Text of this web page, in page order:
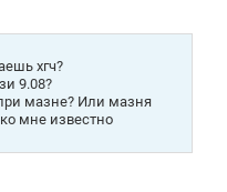
хгч?
9.08?
мазне? Или мазня
мне известно